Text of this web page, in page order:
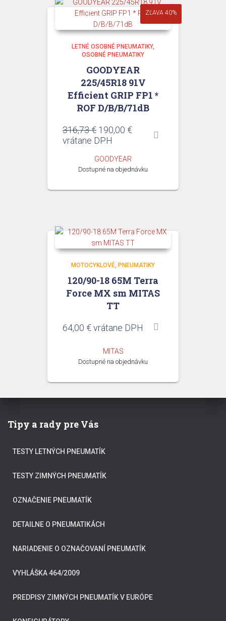
ZĽAVA 40%
LETNÉ OSOBNÉ PNEUMATIKY
OSOBNÉ PNEUMATIKY
GOODYEAR
225/45R18 91V
Efficient GRIP FP1 *
ROF D/B/B/71dB
316,73€ Pôvodná
cena
316,73 €.
190,00 €Aktuálna
vrátane DPH
GOODYEAR
Dostupné na objednávku
MOTOCYKLOVÉ PNEUMATIKY
120/90-18 65M Terra
Force MX sm MITAS
TT
64,00 €vrátane DPH
MITAS
Dostupné na objednávku
Tipy a rady pre Vás
TESTY LETNÝCH PNEUMATÍK
TESTY ZIMNÝCH PNEUMATÍK
OZNAČENIE PNEUMATÍK
DETAILNE O PNEUMATIKÁCH
NARIADENIE O OZNAČOVANÍ PNEUMATÍK
VYHLÁŠKA 464/2009
PREDPISY ZIMNÝCH PNEUMATÍK V EURÓPE